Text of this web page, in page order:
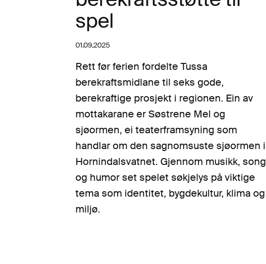
spel
01.09.2025
Rett før ferien fordelte Tussa
berekraftsmidlane til seks gode,
berekraftige prosjekt i regionen. Ein av
mottakarane er Søstrene Mel og
sjøormen, ei teaterframsyning som
handlar om den sagnomsuste sjøormen i
Hornindalsvatnet. Gjennom musikk, song
og humor set spelet søkjelys på viktige
tema som identitet, bygdekultur, klima og
miljø.